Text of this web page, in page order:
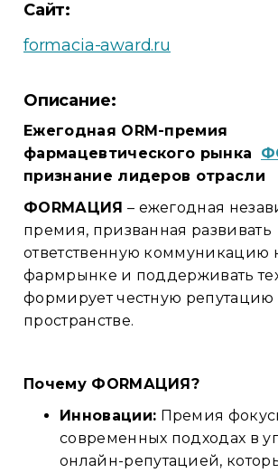
Сайт:
formacia-award.ru
Описание:
Ежегодная ORM-премия
фармацевтического рынка
признание лидеров отрасли
ФORMАЦИЯ – ежегодная
премия, призванная развивать
ответственную коммуникацию
фармрынке и поддерживать
формирует честную
пространстве.
Почему ФORMАЦИЯ?
Инновации: Премия
современных подходах в
онлайн-репутацией,